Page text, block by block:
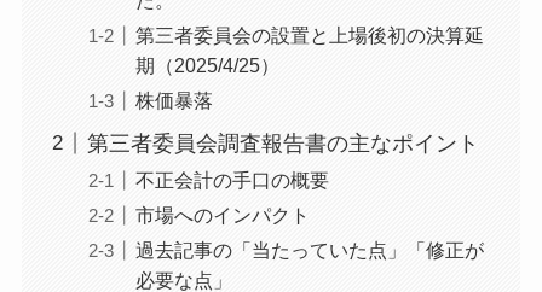
第三者委員会の設置と上場後初の決算延
期（2025/4/25）
株価暴落
第三者委員会調査報告書の主なポイント
不正会計の手口の概要
市場へのインパクト
過去記事の「当たっていた点」「修正が
必要な点」